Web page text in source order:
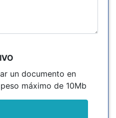
un documento en
máximo de 10Mb